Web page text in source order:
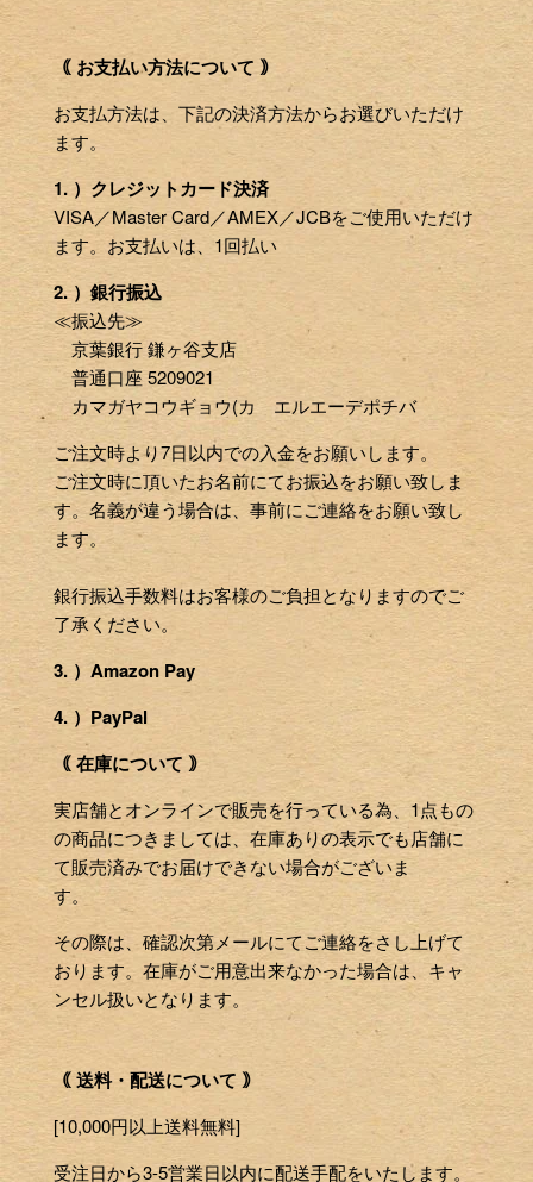
｟ お支払い方法について ｠
お支払方法は、下記の決済方法からお選びいただけ
ます。
1. ）クレジットカード決済
VISA／Master Card／AMEX／JCBをご使用いただけ
ます。お支払いは、1回払い
2. ）銀行振込
≪振込先≫
京葉銀行 鎌ヶ谷支店
普通口座 5209021
カマガヤコウギョウ(カ エルエーデポチバ
ご注文時より7日以内での入金をお願いします。
ご注文時に頂いたお名前にてお振込をお願い致しま
す。名義が違う場合は、事前にご連絡をお願い致し
ます。
銀行振込手数料はお客様のご負担となりますのでご
了承ください。
3. ）Amazon Pay
4. ）PayPal
｟ 在庫について ｠
実店舗とオンラインで販売を行っている為、1点もの
の商品につきましては、在庫ありの表示でも店舗に
て販売済みでお届けできない場合がございま
す。
その際は、確認次第メールにてご連絡をさし上げて
おります。在庫がご用意出来なかった場合は、キャ
ンセル扱いとなります。
｟ 送料・配送について ｠
[10,000円以上送料無料]
受注日から3-5営業日以内に配送手配をいたします。